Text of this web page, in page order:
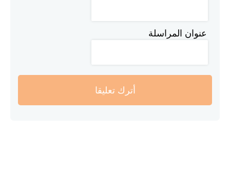
عنوان المراسلة
أترك تعليقا